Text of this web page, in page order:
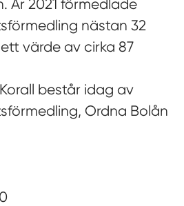
År 2021 förmedlade
nästan 32
värde av cirka 87
består idag av
Ordna Bolån